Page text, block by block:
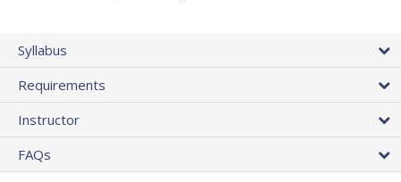
Syllabus
Requirements
Instructor
FAQs